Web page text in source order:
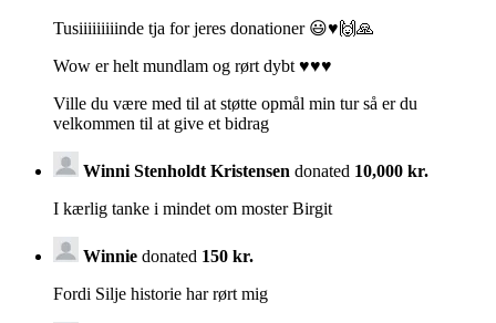
Tusiiiiiiiiinde tja for jeres donationer 😃♥️🙌🙏
Wow er helt mundlam og rørt dybt ♥️♥️♥️
Ville du være med til at støtte opmål min tur så er du
velkommen til at give et bidrag
Winni Stenholdt Kristensen donated 10,000 kr.
I kærlig tanke i mindet om moster Birgit
Winnie donated 150 kr.
Fordi Silje historie har rørt mig